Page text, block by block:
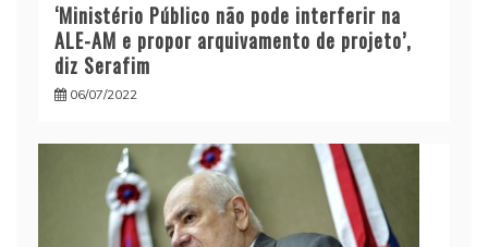
‘Ministério Público não pode interferir na
ALE-AM e propor arquivamento de projeto’,
diz Serafim
06/07/2022